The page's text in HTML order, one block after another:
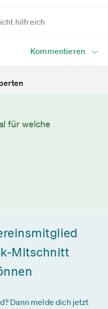
hilfreich
Kommentieren
für welche
Mitschnitt
Dann melde dich jetzt